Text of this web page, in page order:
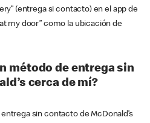
(entrega si contacto) en el app de
my door” como la ubicación de
método de entrega sin
cerca de mí?
sin contacto de McDonald’s